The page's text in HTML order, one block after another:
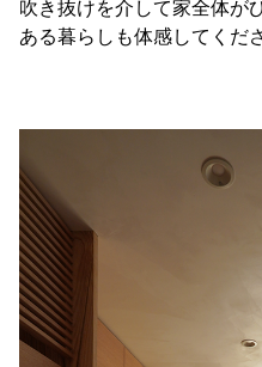
吹き抜けを介して家全体が
ある暮らしも体感してくだ